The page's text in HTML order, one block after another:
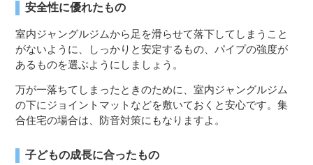
安全性に優れたもの
室内ジャングルジムから足を滑らせて落下してしまうこと
がないように、しっかりと安定するもの、パイプの強度が
あるものを選ぶようにしましょう。
万が一落ちてしまったときのために、室内ジャングルジム
の下にジョイントマットなどを敷いておくと安心です。集
合住宅の場合は、防音対策にもなりますよ。
子どもの成長に合ったもの